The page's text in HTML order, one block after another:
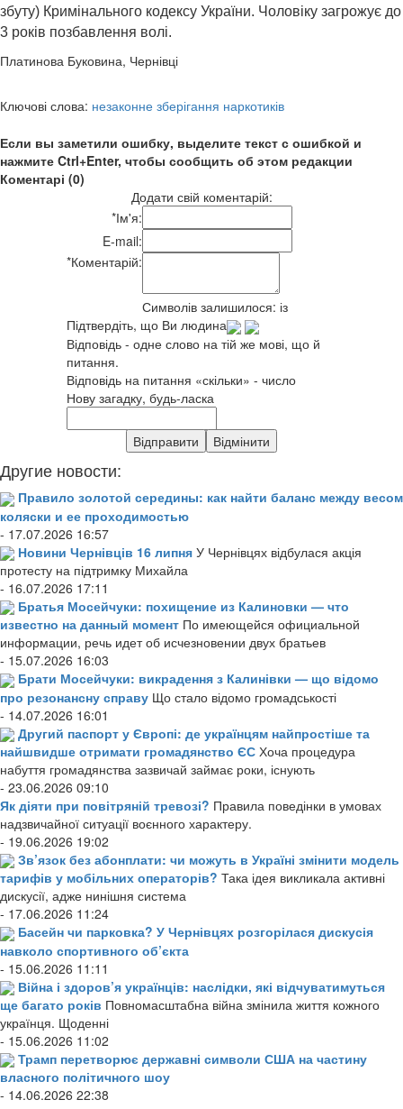
збуту) Кримінального кодексу України. Чоловіку загрожує до
3 років позбавлення волі.
Платинова Буковина, Чернівці
Ключові слова: незаконне зберігання наркотиків
Если вы заметили ошибку, выделите текст с ошибкой и
нажмите Ctrl+Enter, чтобы сообщить об этом редакции
Коментарі (0)
Додати свій коментарій:
*Ім'я:
E-mail:
*Коментарій:
Символів залишилося: із
Підтвердіть, що Ви людина
Відповідь - одне слово на тій же мові, що й
питання.
Відповідь на питання «скільки» - число
Нову загадку, будь-ласка
Другие новости:
Правило золотой середины: как найти баланс между весом
коляски и ее проходимостью
- 17.07.2026 16:57
Новини Чернівців 16 липня У Чернівцях відбулася акція
протесту на підтримку Михайла
- 16.07.2026 17:11
Братья Мосейчуки: похищение из Калиновки — что
известно на данный момент По имеющейся официальной
информации, речь идет об исчезновении двух братьев
- 15.07.2026 16:03
Брати Мосейчуки: викрадення з Калинівки — що відомо
про резонансну справу Що стало відомо громадськості
- 14.07.2026 16:01
Другий паспорт у Європі: де українцям найпростіше та
найшвидше отримати громадянство ЄС Хоча процедура
набуття громадянства зазвичай займає роки, існують
- 23.06.2026 09:10
Як діяти при повітряній тревозі? Правила поведінки в умовах
надзвичайної ситуації воєнного характеру.
- 19.06.2026 19:02
Зв’язок без абонплати: чи можуть в Україні змінити модель
тарифів у мобільних операторів? Така ідея викликала активні
дискусії, адже нинішня система
- 17.06.2026 11:24
Басейн чи парковка? У Чернівцях розгорілася дискусія
навколо спортивного об’єкта
- 15.06.2026 11:11
Війна і здоров’я українців: наслідки, які відчуватимуться
ще багато років Повномасштабна війна змінила життя кожного
українця. Щоденні
- 15.06.2026 11:02
Трамп перетворює державні символи США на частину
власного політичного шоу
- 14.06.2026 22:38